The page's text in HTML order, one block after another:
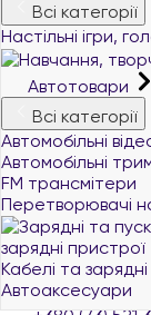
Всі категорії
Настільні ігри,
Автотовари
Всі категорії
Автомобільні
Автомобільні
FM трансмітери
Перетворювачі
зарядні пристрої
Кабелі та
Автоаксесуари
+380 (96) 521